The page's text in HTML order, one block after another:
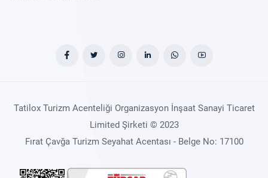
Tatilox Turizm Acenteliği Organizasyon İnşaat Sanayi Ticaret
Limited Şirketi © 2023
Fırat Çavğa Turizm Seyahat Acentası - Belge No: 17100